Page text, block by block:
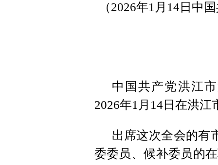
（2026年1月14日中
中国共产党洪江
2026年1月14日在洪江
出席这次全会的有
委委员、候补委员的